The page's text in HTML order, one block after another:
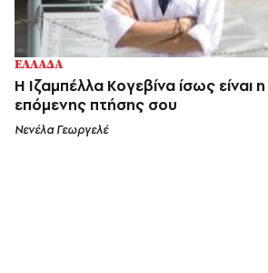
ΕΛΛΑΔΑ
H Ιζαμπέλλα Κογεβίνα ίσως είναι
επόμενης πτήσης σου
Νενέλα Γεωργελέ